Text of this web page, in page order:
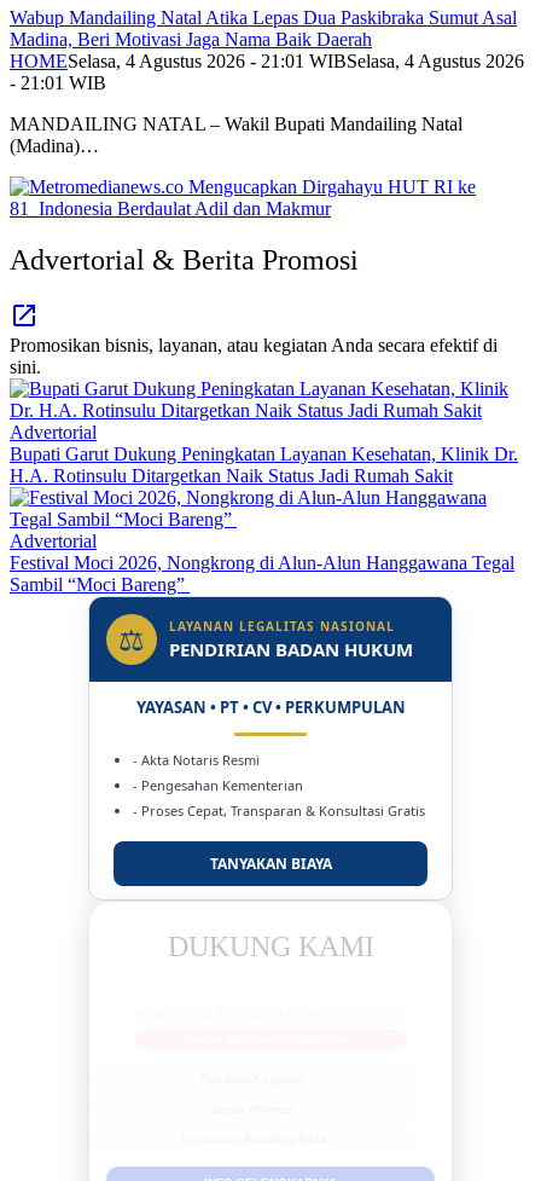
Wabup Mandailing Natal Atika Lepas Dua Paskibraka Sumut Asal
Madina, Beri Motivasi Jaga Nama Baik Daerah
HOMESelasa, 4 Agustus 2026 - 21:01 WIBSelasa, 4 Agustus 2026
- 21:01 WIB
MANDAILING NATAL – Wakil Bupati Mandailing Natal
(Madina)…
Advertorial & Berita Promosi
Promosikan bisnis, layanan, atau kegiatan Anda secara efektif di
sini.
Advertorial
Bupati Garut Dukung Peningkatan Layanan Kesehatan, Klinik Dr.
H.A. Rotinsulu Ditargetkan Naik Status Jadi Rumah Sakit
Advertorial
Festival Moci 2026, Nongkrong di Alun-Alun Hanggawana Tegal
Sambil “Moci Bareng”
⚖ LAYANAN LEGALITAS NASIONAL
PENDIRIAN BADAN HUKUM
YAYASAN • PT • CV • PERKUMPULAN
- Akta Notaris Resmi
- Pengesahan Kementerian
- Proses Cepat, Transparan & Konsultasi Gratis
TANYAKAN BIAYA
DUKUNG KAMI